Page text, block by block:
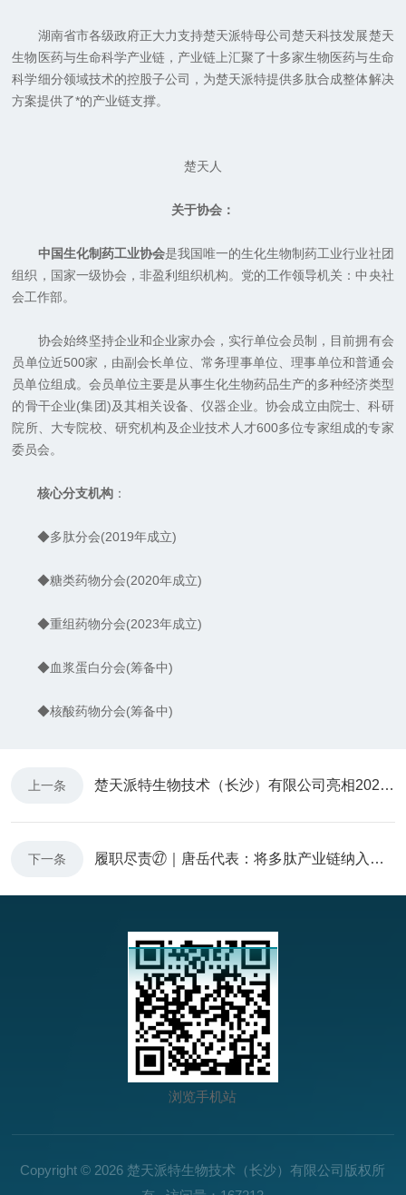
湖南省市各级政府正大力支持楚天派特母公司楚天科技发展楚天
生物医药与生命科学产业链，产业链上汇聚了十多家生物医药与生命
科学细分领域技术的控股子公司，为楚天派特提供多肽合成整体解决
方案提供了*的产业链支撑。
楚天人
关于协会：
中国生化制药工业协会是我国唯一的生化生物制药工业行业社团
组织，国家一级协会，非盈利组织机构。党的工作领导机关：中央社
会工作部。
协会始终坚持企业和企业家办会，实行单位会员制，目前拥有会
员单位近500家，由副会长单位、常务理事单位、理事单位和普通会
员单位组成。会员单位主要是从事生化生物药品生产的多种经济类型
的骨干企业(集团)及其相关设备、仪器企业。协会成立由院士、科研
院所、大专院校、研究机构及企业技术人才600多位专家组成的专家
委员会。
核心分支机构 ：
◆多肽分会(2019年成立)
◆糖类药物分会(2020年成立)
◆重组药物分会(2023年成立)
◆血浆蛋白分会(筹备中)
◆核酸药物分会(筹备中)
上一条 楚天派特生物技术（长沙）有限公司亮相2024中国多肽药物创新大会
下一条 履职尽责㉗｜唐岳代表：将多肽产业链纳入国家重点扶持产业
浏览手机站
Copyright © 2026 楚天派特生物技术（长沙）有限公司版权所